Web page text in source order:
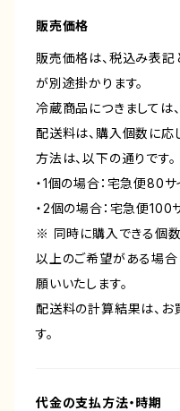
販売価格
販売価格は、税込み表記
が別途掛かります。
冷蔵商品につきましては
配送料は、購入個数に応
方法は、以下の通りです。
・1個の場合：宅急便80サ
・2個の場合：宅急便100
※ 同時に購入できる個数
以上のご希望がある場合
願いいたします。
配送料の計算結果は、お
す。
代金の支払方法・時期